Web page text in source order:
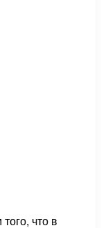
что в